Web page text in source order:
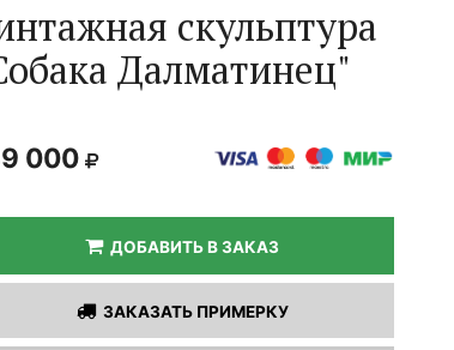
скульптура
Далматинец"
000
ДОБАВИТЬ В ЗАКАЗ
ЗАКАЗАТЬ ПРИМЕРКУ